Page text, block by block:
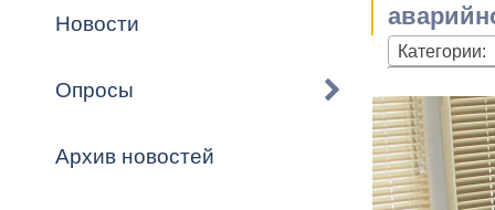
Города-
городского
Программа
Формы
Обратная
Комиссии
График
Новостная
Актуально
Новости
Опросы
Архив новостей
Категории: